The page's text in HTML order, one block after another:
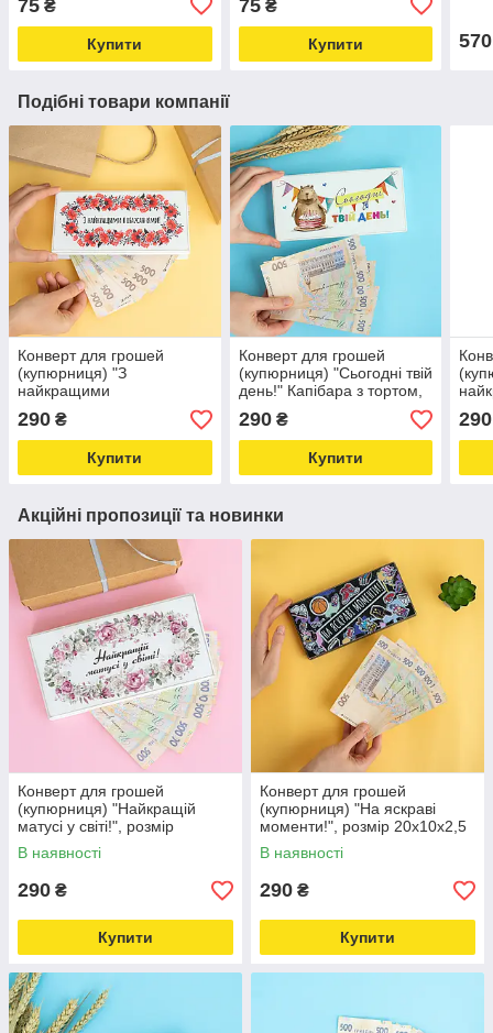
75 ₴
Купити
75₴
Купити 570
Подібні товари компанії
Конверт для грошей
(купюрниця) "З
найкращими
побажаннями", розмір
20х10х2,5 см
290 ₴
Купити
Конверт для грошей
(купюрниця) "Сьогодні твій
день!" Капібара з тортом,
розмір 20х10х2,5 см
290₴
Купити
290
Акційні пропозиції та новинки
Конверт для грошей
(купюрниця) "Найкращій
матусі у світі!", розмір
20х10х2,5 см
В наявності
290 ₴
Купити
Конверт для грошей
(купюрниця) "На яскраві
моменти!", розмір 20х10х2,5
см
В наявності
290 ₴
Купити